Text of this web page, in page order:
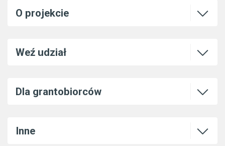
O projekcie Otwórz
Weź udział Otwórz
Dla grantobiorców Otwórz
Inne Otwórz